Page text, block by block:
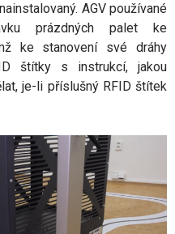
AGV používané
prázdných palet ke
ke stanovení své dráhy
štítky s instrukcí, jakou
je-li příslušný RFID štítek